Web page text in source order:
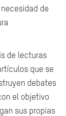
de
de lecturas
que se
debates
el objetivo
sus propias